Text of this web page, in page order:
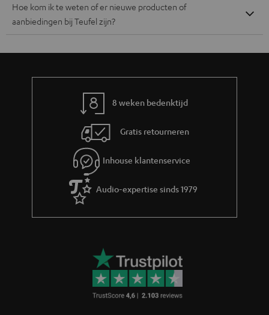
Hoe kom ik te weten of er nieuwe producten of
aanbiedingen bij Teufel zijn?
8 weken bedenktijd
Gratis retourneren
Inhouse klantenservice
Audio-expertise sinds 1979